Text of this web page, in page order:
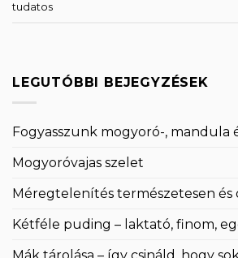
tudatos
LEGUTÓBBI BEJEGYZÉSEK
Fogyasszunk mogyoró-, mandula
Mogyoróvajas szelet
Méregtelenítés természetesen és
Kétféle puding – laktató, finom,
Mák tárolása – így csináld, hogy